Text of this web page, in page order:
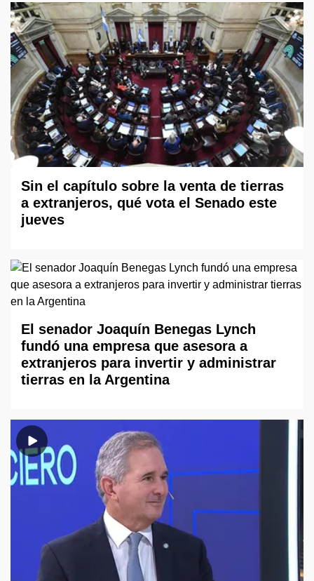
Sin el capítulo sobre la venta de tierras
a extranjeros, qué vota el Senado este
jueves
El senador Joaquín Benegas Lynch
fundó una empresa que asesora a
extranjeros para invertir y administrar
tierras en la Argentina